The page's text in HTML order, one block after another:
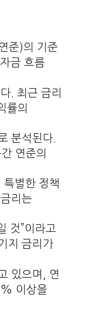
준)의 기준
금 흐름
. 최근 금리
률의
분석된다.
연준의
특별한 정책
리는
것”이라고
지 금리가
있으며, 연
이상을